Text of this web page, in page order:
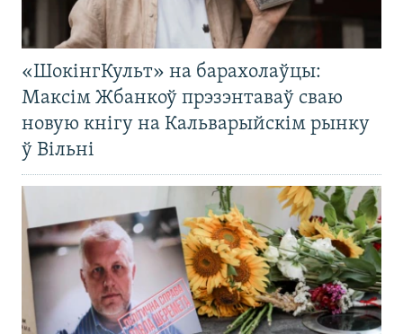
«ШокінгКульт» на барахолаўцы:
Максім Жбанкоў прэзэнтаваў сваю
новую кнігу на Кальварыйскім рынку
ў Вільні